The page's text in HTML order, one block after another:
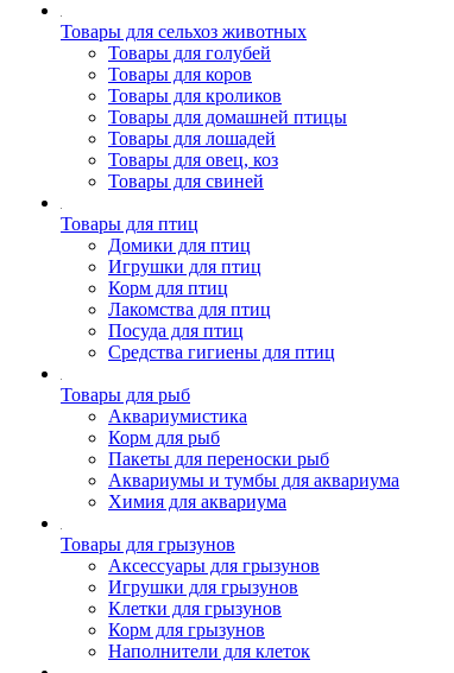
Товары для сельхоз животных
Товары для голубей
Товары для коров
Товары для кроликов
Товары для домашней птицы
Товары для лошадей
Товары для овец, коз
Товары для свиней
Товары для птиц
Домики для птиц
Игрушки для птиц
Корм для птиц
Лакомства для птиц
Посуда для птиц
Средства гигиены для птиц
Товары для рыб
Аквариумистика
Корм для рыб
Пакеты для переноски рыб
Аквариумы и тумбы для аквариума
Химия для аквариума
Товары для грызунов
Аксессуары для грызунов
Игрушки для грызунов
Клетки для грызунов
Корм для грызунов
Наполнители для клеток